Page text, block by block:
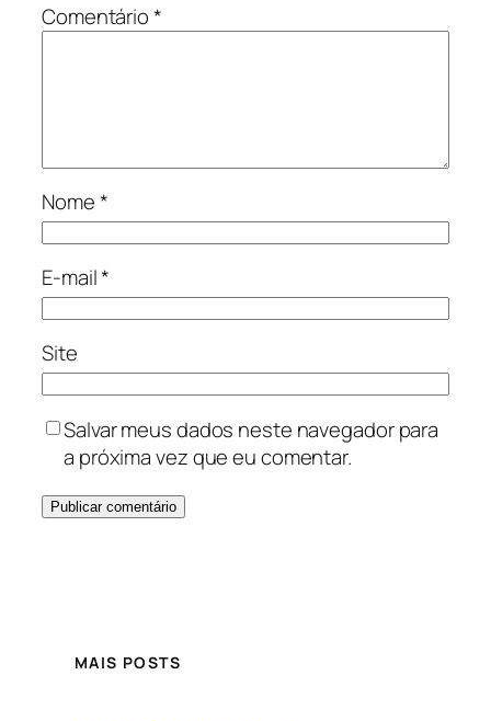
Comentário*
Nome*
E-mail*
Site
Salvar meus dados neste navegador para
a próxima vez que eu comentar.
MAIS POSTS